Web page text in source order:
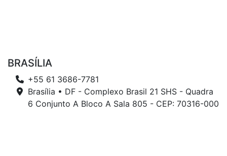
BRASÍLIA
+55 61 3686-7781
Brasília • DF - Complexo Brasil 21 SHS - Quadra
6 Conjunto A Bloco A Sala 805 - CEP: 70316-000